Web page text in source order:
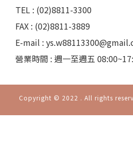
TEL : (02)8811-3300
FAX : (02)8811-3889
E-mail :
營業時間 : 週一至週五
Copyright © 2022 . All rights